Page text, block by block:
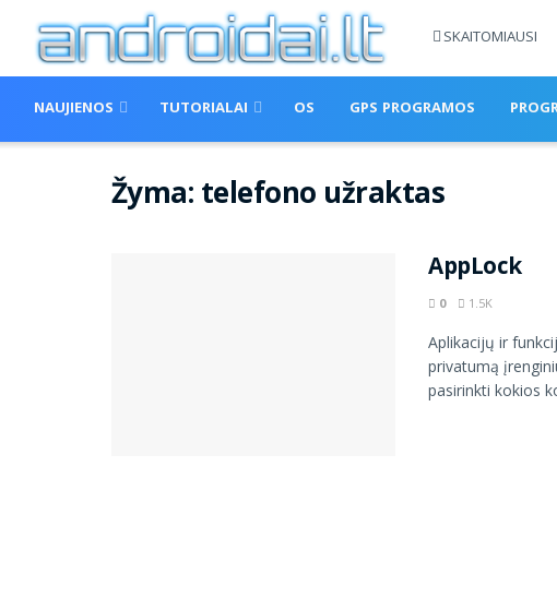
SKAITOMIAUSI
NAUJIENOS TUTORIALAI OS GPS PROGRAMOS
Žyma: telefono užraktas
AppLock
0 1.5K
Aplikacijų ir
privatumą
pasirinkti kokios